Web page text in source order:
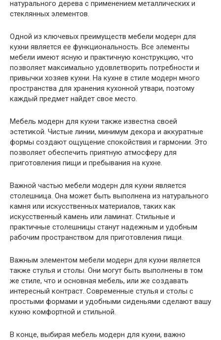
натурального дерева с применением металлических и
стеклянных элементов.
Одной из ключевых преимуществ мебели модерн для
кухни является ее функциональность. Все элементы
мебели имеют ясную и практичную конструкцию, что
позволяет максимально удовлетворить потребности и
привычки хозяев кухни. На кухне в стиле модерн много
пространства для хранения кухонной утвари, поэтому
каждый предмет найдет свое место.
Мебель модерн для кухни также известна своей
эстетикой. Чистые линии, минимум декора и аккуратные
формы создают ощущение спокойствия и гармонии. Это
позволяет обеспечить приятную атмосферу для
приготовления пищи и пребывания на кухне.
Важной частью мебели модерн для кухни является
столешница. Она может быть выполнена из натурального
камня или искусственных материалов, таких как
искусственный камень или ламинат. Стильные и
практичные столешницы станут надежным и удобным
рабочим пространством для приготовления пищи.
Важным элементом мебели модерн для кухни является
также стулья и столы. Они могут быть выполнены в том
же стиле, что и основная мебель, или же создавать
интересный контраст. Современные стулья и столы с
простыми формами и удобными сиденьями сделают вашу
кухню комфортной и стильной.
В конце, выбирая мебель модерн для кухни, важно